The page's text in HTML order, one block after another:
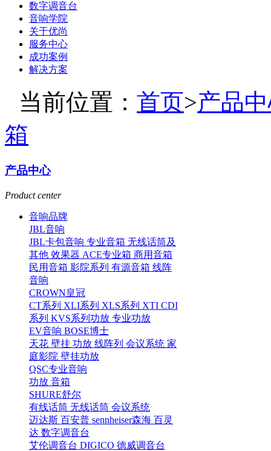
数字调音台
音响学院
关于优尚
服务中心
成功案例
解决方案
当前位置： 首页>产品
箱
产品中心
Product center
音响品牌
JBL音响
JBL卡包音响 专业音箱 无线话筒及
其他 效果器 ACE专业箱 商用音箱
民用音箱 影院系列 有源音箱 线阵
音响
CROWN皇冠
CT系列 XLI系列 XLS系列 XTI CDI
系列 KVS系列功放 专业功放
EV音响 BOSE博士
天花 壁挂 功放 线阵列 会议系统 家
庭影院 壁挂功放
QSC专业音响
功放 音箱
SHURE舒尔
有线话筒 无线话筒 会议系统
迈达斯 百安普 sennheiser森海 百灵
达 数字调音台
艾伦调音台 DIGICO 德威调音台